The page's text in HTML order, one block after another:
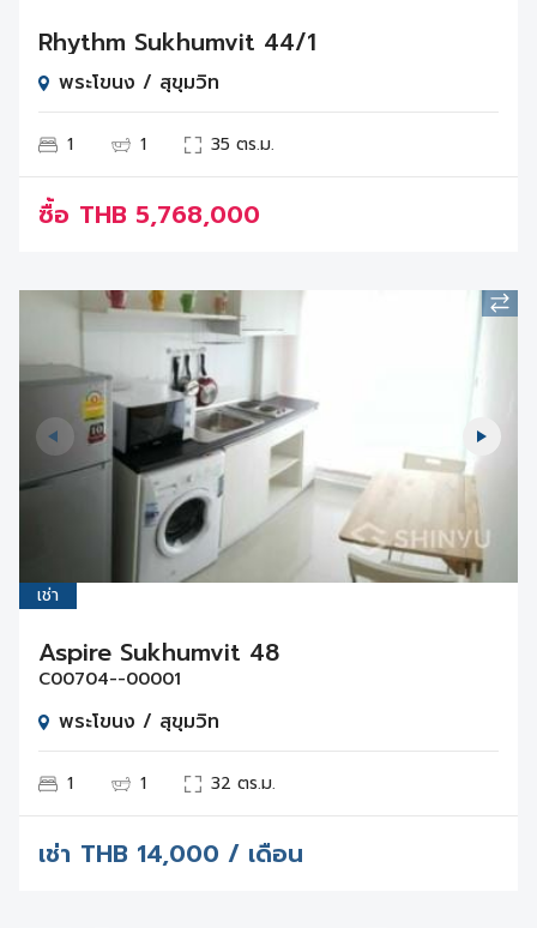
Rhythm Sukhumvit 44/1
พระโขนง / สุขุมวิท
1 1 35 ตร.ม.
ซื้อ THB 5,768,000
เช่า
Aspire Sukhumvit 48
C00704--00001
พระโขนง / สุขุมวิท
1 1 32 ตร.ม.
เช่า THB 14,000 / เดือน